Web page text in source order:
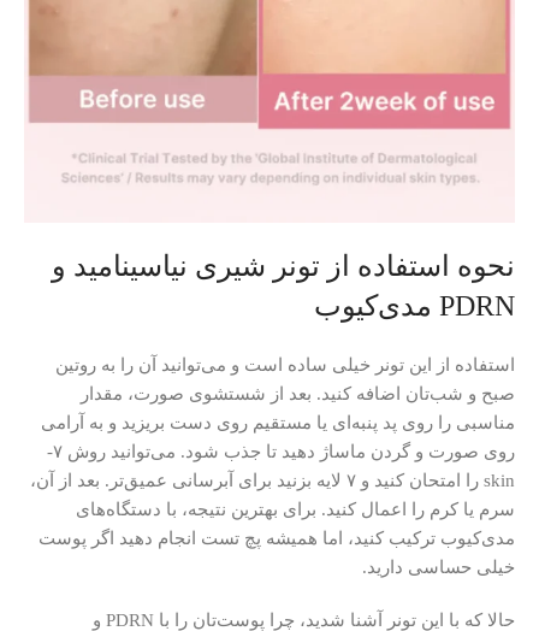
نحوه استفاده از تونر شیری نیاسینامید و
PDRN مدی‌کیوب
استفاده از این تونر خیلی ساده است و می‌توانید آن را به روتین
صبح و شب‌تان اضافه کنید. بعد از شستشوی صورت، مقدار
مناسبی را روی پد پنبه‌ای یا مستقیم روی دست بریزید و به آرامی
روی صورت و گردن ماساژ دهید تا جذب شود. می‌توانید روش ۷-
skin را امتحان کنید و ۷ لایه بزنید برای آبرسانی عمیق‌تر. بعد از آن،
سرم یا کرم را اعمال کنید. برای بهترین نتیجه، با دستگاه‌های
مدی‌کیوب ترکیب کنید، اما همیشه پچ تست انجام دهید اگر پوست
خیلی حساسی دارید.
حالا که با این تونر آشنا شدید، چرا پوست‌تان را با PDRN و